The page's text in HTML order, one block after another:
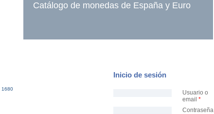
Catálogo de monedas de España y Euro
1680
Inicio de sesión
Usuario o
email *
Contraseña